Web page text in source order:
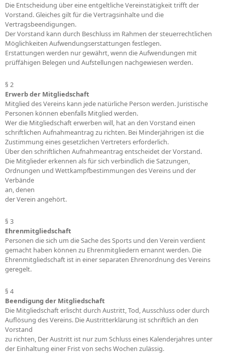
Die Entscheidung über eine entgeltliche Vereinstätigkeit trifft der
Vorstand. Gleiches gilt für die Vertragsinhalte und die
Vertragsbeendigungen.
Der Vorstand kann durch Beschluss im Rahmen der steuerrechtlichen
Möglichkeiten Aufwendungserstattungen festlegen.
Erstattungen werden nur gewährt, wenn die Aufwendungen mit
prüffähigen Belegen und Aufstellungen nachgewiesen werden.
§ 2
Erwerb der Mitgliedschaft
Mitglied des Vereins kann jede natürliche Person werden. Juristische
Personen können ebenfalls Mitglied werden.
Wer die Mitgliedschaft erwerben will, hat an den Vorstand einen
schriftlichen Aufnahmeantrag zu richten. Bei Minderjährigen ist die
Zustimmung eines gesetzlichen Vertreters erforderlich.
Über den schriftlichen Aufnahmeantrag entscheidet der Vorstand.
Die Mitglieder erkennen als für sich verbindlich die Satzungen,
Ordnungen und Wettkampfbestimmungen des Vereins und der
Verbände
an, denen
der Verein angehört.
§ 3
Ehrenmitgliedschaft
Personen die sich um die Sache des Sports und den Verein verdient
gemacht haben können zu Ehrenmitgliedern ernannt werden. Die
Ehrenmitgliedschaft ist in einer separaten Ehrenordnung des Vereins
geregelt.
§ 4
Beendigung der Mitgliedschaft
Die Mitgliedschaft erlischt durch Austritt, Tod, Ausschluss oder durch
Auflösung des Vereins. Die Austritterklärung ist schriftlich an den
Vorstand
zu richten, Der Austritt ist nur zum Schluss eines Kalenderjahres unter
der Einhaltung einer Frist von sechs Wochen zulässig.